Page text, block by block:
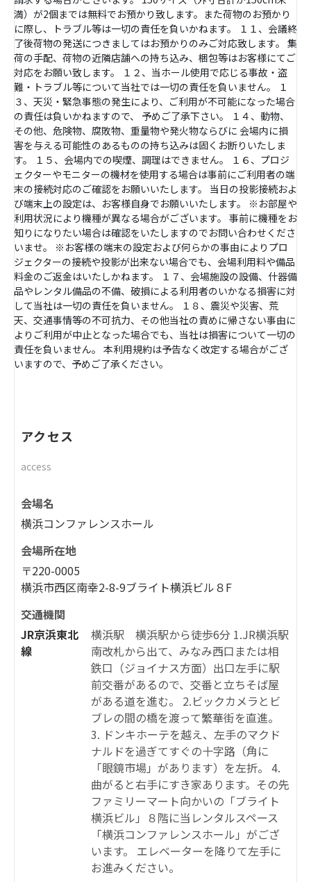
満）が2個までは無料でお預かり致します。また荷物のお預かり
に際し、トラブル等は一切の責任を負いかねます。 １１、会議終
了後荷物の発送につきましてはお預かりのみご対応致します。 集
荷の手配、荷物の近隣店舗への持ち込み、梱包等はお客様にてご
対応をお願い致します。 １２、当ホール使用で応じる事故・盗
難・トラブル等について当社では一切の責任を負いません。 １
３、天災・緊急事態の発生により、ご利用が不可能になった場合
の責任は負いかねますので、 予めご了承下さい。 １４、動物、
その他、危険物、腐敗物、重量物や発火物ならびに 会場内に損
害を与える可能性のあるものの持ち込みは固くお断りいたしま
す。 １５、会場内での喫煙、調理はできません。 １６、プロジ
ェクターやモニターの機材を使用する場合は事前にご利用者の端
末の接続対応のご確認をお願いいたします。 当日の投影接続およ
び端末上の設定は、お客様自身でお願いいたします。 ※お部屋や
利用状況により機種が異なる場合がございます。 事前に機種をお
知りになりたい場合は確認をいたしますのでお問い合わせくださ
いませ。 ※お客様の端末の設定および何らかの事由によりプロ
ジェクターの接続や投影が出来ない場合でも、会場利用料や備品
料金のご返金はいたしかねます。 １７、会場施設の設備、什器備
品やレンタル備品の不備、破損による利用者のいかなる損害に対
して当社は一切の責任を負いません。 １８、震災や災害、荒
天、交通事情等の不可抗力、その他当社の責めに帰さない事由に
よりご利用が中止となった場合でも、当社は損害について一切の
責任を負いません。 本利用規約は予告なく改定する場合がござ
いますので、予めご了承ください。
アクセス
access
会場名
横浜コンファレンスホール
会場所在地
〒220-0005
横浜市西区南幸2-8-9ブライト横浜ビル８F
交通機関
JR京浜東北
線
横浜駅 横浜駅から徒歩6分 1.JR横浜駅
南改札から出て、みなみ西口または相
鉄口（ジョイナス方面）出口左手に駅
前交番があるので、交番と立ちそば屋
がある道を進む。 2.ビックカメラとビ
ブレの間の橋を渡って繁華街を直進。
3. ドンキホーテを越え、左手のマクド
ナルドを過ぎてすぐの十字路（角に
「眼鏡市場」があります）を左折。 4.
曲がると右手にすき家あります。その先
ファミリーマート向かいの「ブライト
横浜ビル」８階に当レンタルスペース
「横浜コンファレンスホール」がござ
います。 エレベーターを降りて左手に
お進みください。